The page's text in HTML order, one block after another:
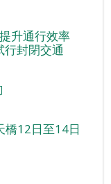
升通行效率
封閉交通
橋12日至14日